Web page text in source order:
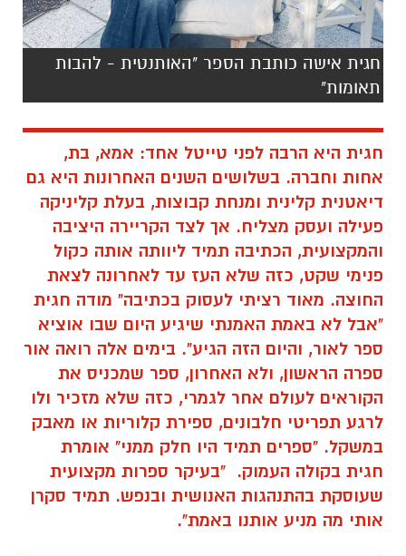
חגית אישה כותבת הספר "האותנטית - להבות
תאומות"
חגית היא הרבה לפני טייטל אחד: אמא, בת,
אחות וחברה. בשלושים השנים האחרונות היא גם
דיאטנית קלינית ומנחת קבוצות, בעלת קליניקה
פעילה ועסק מצליח. אך לצד הקריירה היציבה
והמקצועית, הכתיבה תמיד ליוותה אותה כקול
פנימי שקט, כזה שלא העז עד לאחרונה לצאת
החוצה. מאוד רציתי לעסוק בכתיבה" מודה חגית
"אבל לא באמת האמנתי שיגיע היום שבו אוציא
ספר לאור, והיום הזה הגיע". בימים אלה רואה אור
ספרה הראשון, ולא האחרון, ספר שמכניס את
הקוראים לעולם אחר לגמרי, כזה שלא מזכיר ולו
לרגע תפריטי חלבונים, ספירת קלוריות או מאבק
במשקל. "ספרים תמיד היו חלק ממני" אומרת
חגית בקולה העמוק. "בעיקר ספרות מקצועית
שעוסקת בהתנהגות האנושית ובנפש. תמיד סקרן
אותי מה מניע אותנו באמת".